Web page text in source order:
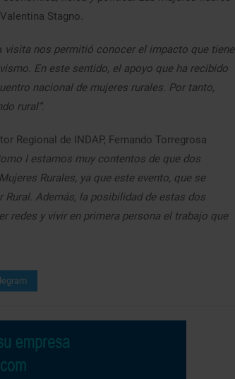
Stagno.
visita nos permitió conocer el impacto que tiene
En este sentido, el apoyo que ha recibido
nacional de mujeres rurales. Por tanto,
rural”.
Regional de INDAP, Fernando Torregrosa
I estamos muy contentos de que dos
Rurales, ya que este evento, que se
Rural. Además, la posibilidad de estas dos
redes y vivir en primera persona el trabajo que